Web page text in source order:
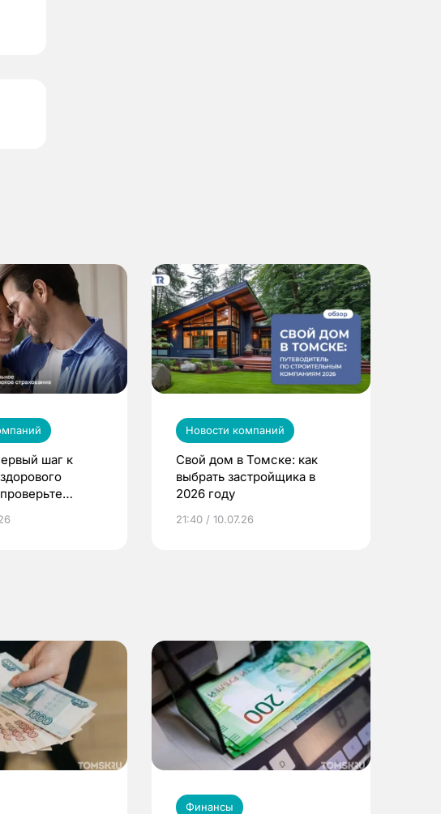
шаг к
Новости компаний
Свой дом в Томске: как
выбрать застройщика в
2026 году
21:40 / 10.07.26
Финансы